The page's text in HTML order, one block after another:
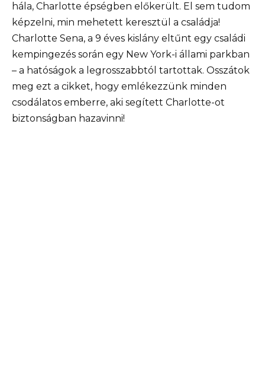
hála, Charlotte épségben előkerült. El sem tudom
képzelni, min mehetett keresztül a családja!
Charlotte Sena, a 9 éves kislány eltűnt egy családi
kempingezés során egy New York-i állami parkban
– a hatóságok a legrosszabbtól tartottak. Osszátok
meg ezt a cikket, hogy emlékezzünk minden
csodálatos emberre, aki segített Charlotte-ot
biztonságban hazavinni!